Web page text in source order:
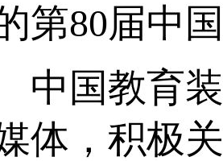
第80届中
国教育装
体，积极